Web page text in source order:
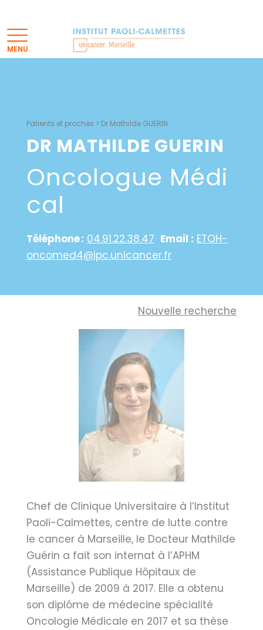
Patients et proches > Dr Mathilde GUERIN
DR MATHILDE GUERIN
Oncologue Médi
Cal
Téléphone : 04.91.22.38.47 Email : ETOH-
oncomed4@ipc.unicancer.fr
Nouvelle recherche
Chef de Clinique Universitaire à l’Institut
Paoli-Calmettes, centre de lutte contre
le cancer à Marseille, le Docteur Mathilde
Guérin a fait son internat à l’APHM
(Assistance Publique Hôpitaux de
Marseille) de 2009 à 2017. Elle a obtenu
son diplôme de médecine spécialité
Oncologie Médicale en 2017 et sa thèse